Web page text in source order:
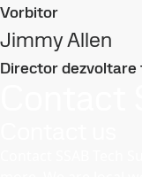
Vorbitor
Jimmy Allen
Director dezvoltare